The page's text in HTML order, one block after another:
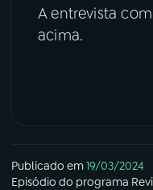
A entrevista
acima.
Publicado em19/03/2024
Episódio do programa